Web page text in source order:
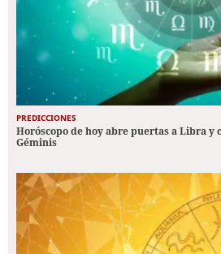
PREDICCIONES
Horóscopo de hoy abre puertas a Libra y
Géminis